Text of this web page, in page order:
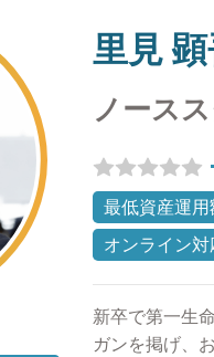
把握した上で
っています。
里見
ノース
最低資産運
オンライン対
新卒で第一生
ガンを掲げ、